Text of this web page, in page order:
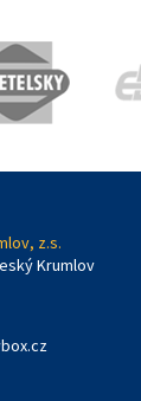
z.s.
Krumlov